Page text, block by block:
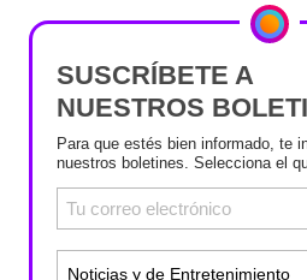
SUSCRÍBETE A
NUESTROS
Para que estés bien informado, te
nuestros boletines. Selecciona el